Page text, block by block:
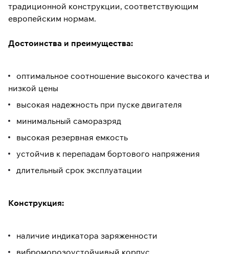
традиционной конструкции, соответствующим
европейским нормам.
Достоинства и преимущества:
оптимальное соотношение высокого качества и
низкой цены
высокая надежность при пуске двигателя
минимальный саморазряд
высокая резервная емкость
устойчив к перепадам бортового напряжения
длительный срок эксплуатации
Конструкция:
наличие индикатора заряженности